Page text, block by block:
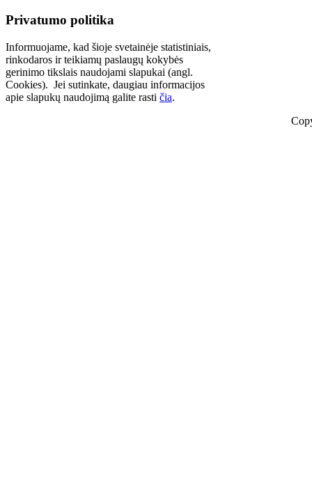
Privatumo politika
Informuojame, kad šioje svetainėje statistiniais,
rinkodaros ir teikiamų paslaugų kokybės
gerinimo tikslais naudojami slapukai (angl.
Cookies). Jei sutinkate, daugiau informacijos
apie slapukų naudojimą galite rasti čia.